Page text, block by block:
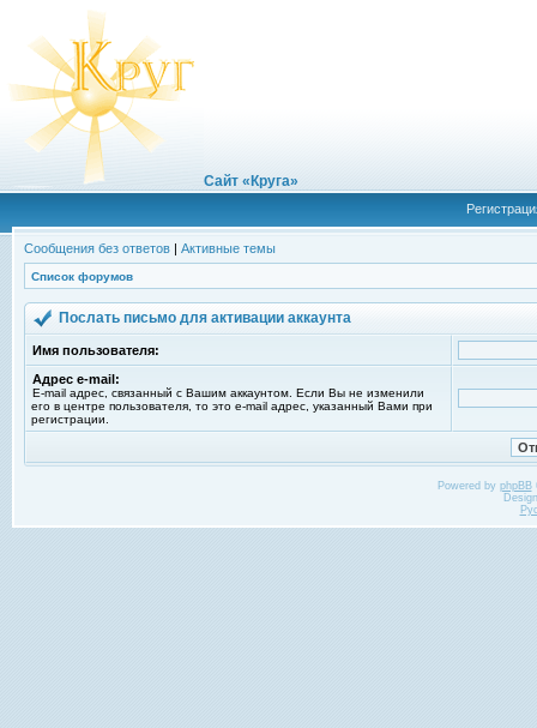
Сайт «Круга»
Сообщения без ответов | Активные темы
Список форумов
Послать письмо для активации аккаунта
Имя пользователя:
Адрес e-mail:
E-mail адрес, связанный с Вашим аккаунтом. Если Вы не изменили
его в центре пользователя, то это e-mail адрес, указанный Вами при
регистрации.
Powered by phpBB